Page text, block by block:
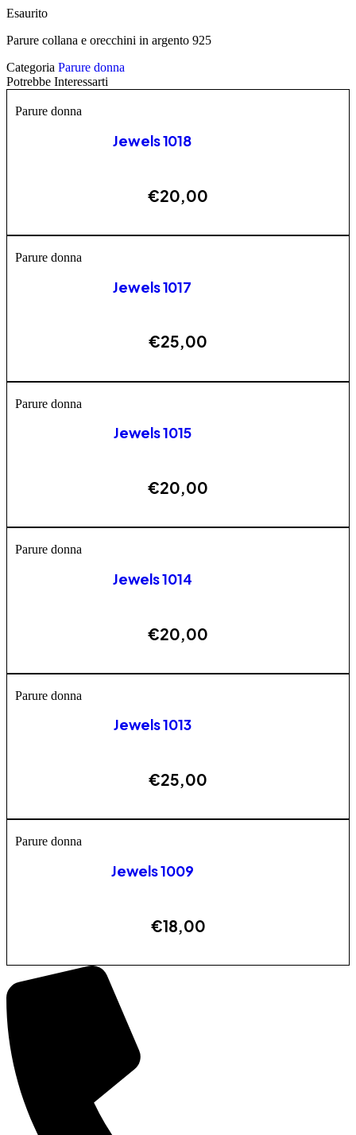
Esaurito
Parure collana e orecchini in argento 925
Categoria Parure donna
Potrebbe Interessarti
Parure donna
Jewels 1018
€20,00
Parure donna
Jewels 1017
€25,00
Parure donna
Jewels 1015
€20,00
Parure donna
Jewels 1014
€20,00
Parure donna
Jewels 1013
€25,00
Parure donna
Jewels 1009
€18,00